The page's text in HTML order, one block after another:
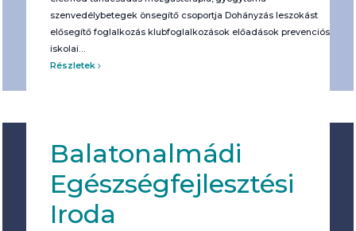
szenvedélybetegek önsegítő csoportja Dohányzás leszokást
elősegítő foglalkozás klubfoglalkozások előadások prevenciós
iskolai…
Részletek
Balatonalmádi
Egészségfejlesztési
Iroda